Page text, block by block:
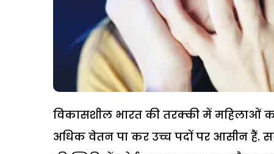
विकासशील भारत की तरक्की में महिलाओं
अधिक वेतन पा कर उच्च पदों पर आसीन हैं.